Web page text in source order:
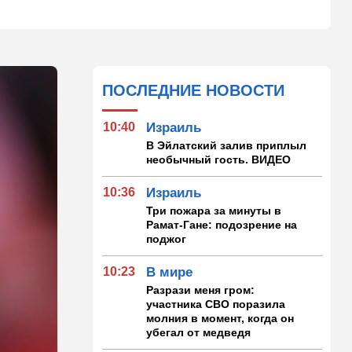
ПОСЛЕДНИЕ НОВОСТИ
10:40 Израиль
В Эйлатский залив приплыл
необычный гость. ВИДЕО
10:36 Израиль
Три пожара за минуты в
Рамат-Гане: подозрение на
поджог
10:23 В мире
Разрази меня гром:
участника СВО поразила
молния в момент, когда он
убегал от медведя